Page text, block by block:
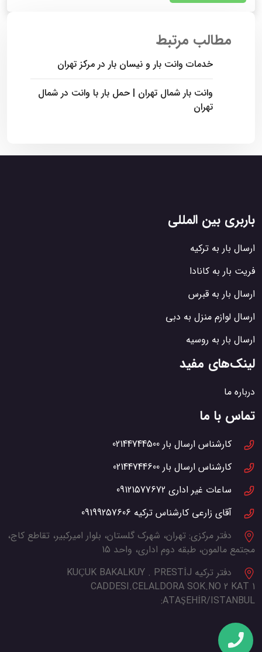
مطالب مرتبط
خدمات وانت بار و نیسان بار در مرکز تهران
وانت بار شمال تهران | حمل بار با وانت در شمال
تهران
باربری بین المللی
ارسال بار به ترکیه
فریت بار به کانادا
ارسال بار به قبرس
ارسال لوازم منزل به دبی
ارسال بار به روسیه
لینک‌های مفید
درباره ما
تماس با ما
کارشناس ارسال بار 02144744500
کارشناس ارسال بار 02144744600
ساعات غیر اداری 09121577672
آقای زارعی کارشناس ترکیه 09199257606
دفتر مرکزی: تهران، شهرک گلستان، بلوار امیرکبیر، تقاطع کاج،
مجتمع مالمون، طبقه دوم اداری، واحد 15
دفتر ترکیه KUÇUK BAKALKUY . PRESTİJ
CADDESI.CELALDORA SOK.NO 2 KAT 1
ATAŞEHİR/ISTANBUL: